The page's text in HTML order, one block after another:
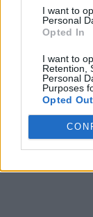
I want to
Personal
Opted In
I want to
Retention,
Personal
Purposes
Opted Out
"Non si possono
per come hanno
nonostante
all'Inter".